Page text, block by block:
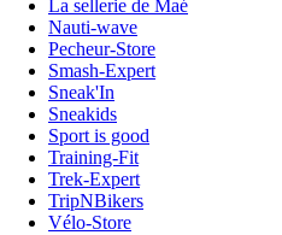
La sellerie de Maé
Nauti-wave
Pecheur-Store
Smash-Expert
Sneak'In
Sneakids
Sport is good
Training-Fit
Trek-Expert
TripNBikers
Vélo-Store